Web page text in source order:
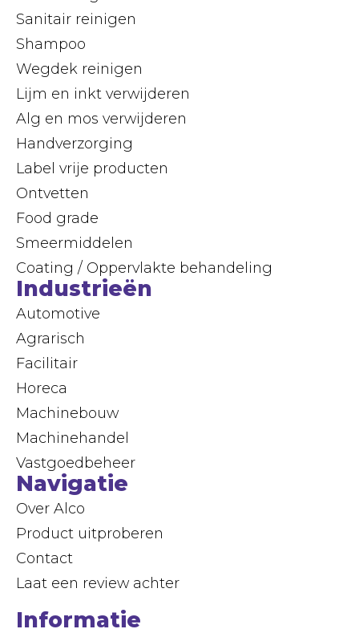
Sanitair reinigen
Shampoo
Wegdek reinigen
Lijm en inkt verwijderen
Alg en mos verwijderen
Handverzorging
Label vrije producten
Ontvetten
Food grade
Smeermiddelen
Coating / Oppervlakte behandeling
Industrieën
Automotive
Agrarisch
Facilitair
Horeca
Machinebouw
Machinehandel
Vastgoedbeheer
Navigatie
Over Alco
Product uitproberen
Contact
Laat een review achter
Informatie